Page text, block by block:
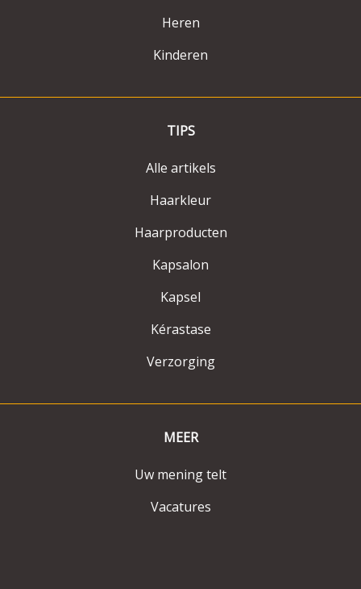
Heren
Kinderen
TIPS
Alle artikels
Haarkleur
Haarproducten
Kapsalon
Kapsel
Kérastase
Verzorging
MEER
Uw mening telt
Vacatures